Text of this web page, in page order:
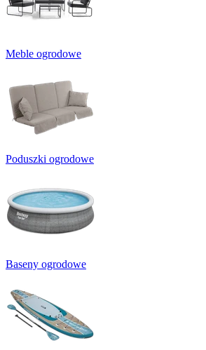
Meble ogrodowe
Poduszki ogrodowe
Baseny ogrodowe